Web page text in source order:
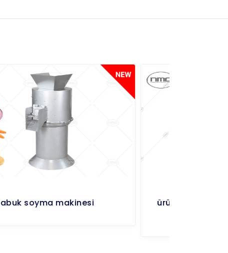
ürünü yıkıyıp va üst tarafa transfer